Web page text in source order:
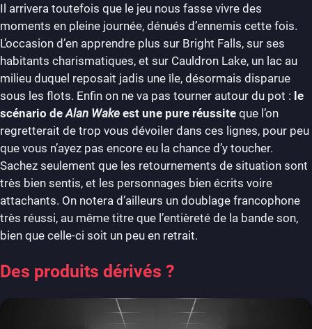
Il arrivera toutefois que le jeu nous fasse vivre des
moments en pleine journée, dénués d’ennemis cette fois.
L’occasion d’en apprendre plus sur Bright Falls, sur ses
habitants charismatiques, et sur Cauldron Lake, un lac au
milieu duquel reposait jadis une île, désormais disparue
sous les flots. Enfin on ne va pas tourner autour du pot : le
scénario deAlan Wake est une pure réussite que l’on
regretterait de trop vous dévoiler dans ces lignes, pour peu
que vous n’ayez pas encore eu la chance d’y toucher.
Sachez seulement que les retournements de situation sont
très bien sentis, et les personnages bien écrits voire
attachants. On notera d’ailleurs un doublage francophone
très réussi, au même titre que l’entièreté de la bande son,
bien que celle-ci soit un peu en retrait.
Des produits dérivés ?